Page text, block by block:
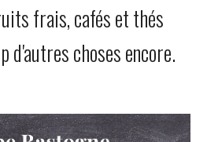
frais, cafés et thés
d'autres choses encore.